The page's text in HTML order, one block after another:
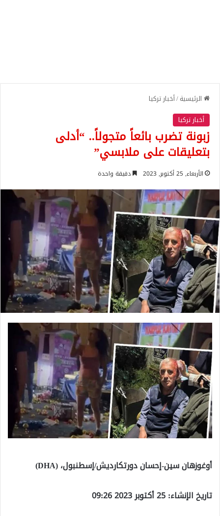
الرئيسية/أخبار تركيا
أخبار تركيا
زبونة تضرب بائعاً متجولاً.. “أدلى
بتعليقات على ملابسي”
الأربعاء, 25 أكتوبر, 2023 دقيقة واحدة
أوغوزهان سين-إحسان دورتكارديش/إسطنبول، (DHA)
تاريخ الإنشاء: 25 أكتوبر 2023 09:26